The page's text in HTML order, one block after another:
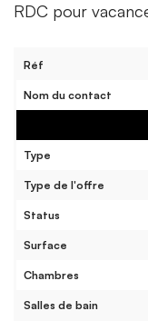
RDC pour
Réf
Nom du contact
Type
Type de l'offre
Status
Surface
Chambres
Salles de bain